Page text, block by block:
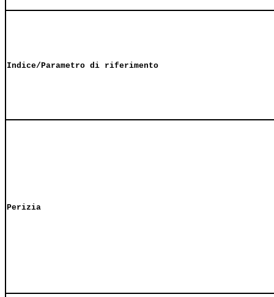
Indice/Parametro di riferimento
Perizia